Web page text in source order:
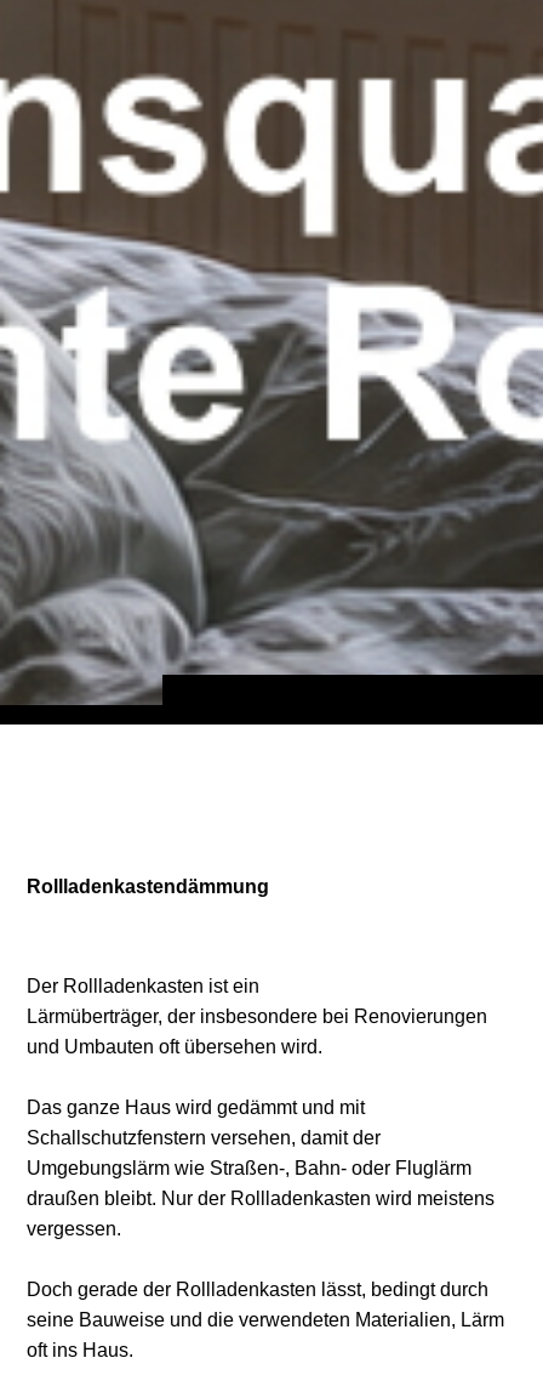
Rollladenkastendämmung
Der Rollladenkasten ist ein
Lärmüberträger, der insbesondere bei Renovierungen
und Umbauten oft übersehen wird.
Das ganze Haus wird gedämmt und mit
Schallschutzfenstern versehen, damit der
Umgebungslärm wie Straßen-, Bahn- oder Fluglärm
draußen bleibt. Nur der Rollladenkasten wird meistens
vergessen.
Doch gerade der Rollladenkasten lässt, bedingt durch
seine Bauweise und die verwendeten Materialien, Lärm
oft ins Haus.